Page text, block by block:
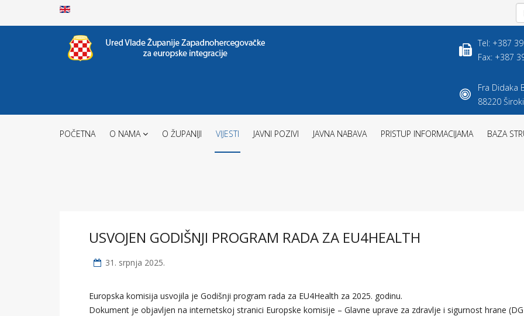
Tel: +387
Fax: +387
Fra Didaka
88220
POČETNA O NAMA O ŽUPANIJI VIJESTI JAVNI POZIVI JAVNA NABAVA PRISTUP INFORMACIJAMA BAZA
USVOJEN GODIŠNJI PROGRAM RADA ZA EU4HEALTH
31. srpnja 2025.
Europska komisija usvojila je Godišnji program rada za EU4Health za 2025. godinu.
Dokument je objavljen na internetskoj stranici Europske komisije – Glavne uprave za zdravlje i sigurnost hrane (DG